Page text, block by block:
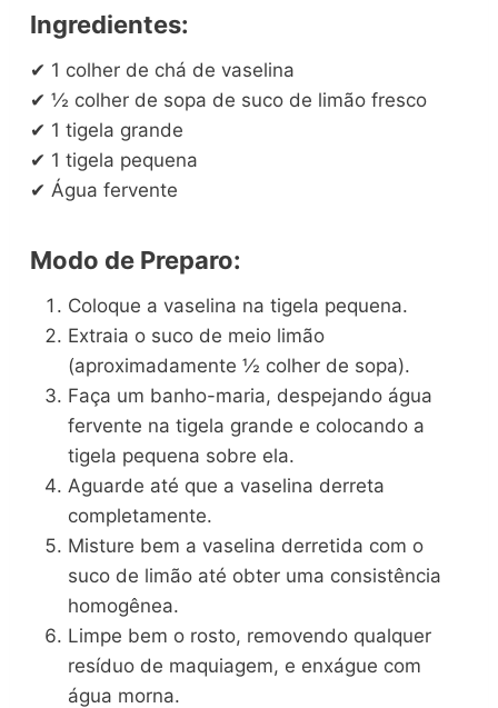
Ingredientes:
✔ 1 colher de chá de vaselina
✔ ½ colher de sopa de suco de limão fresco
✔ 1 tigela grande
✔ 1 tigela pequena
✔ Água fervente
Modo de Preparo:
Coloque a vaselina na tigela pequena.
Extraia o suco de meio limão
(aproximadamente ½ colher de sopa).
Faça um banho-maria, despejando água
fervente na tigela grande e colocando a
tigela pequena sobre ela.
Aguarde até que a vaselina derreta
completamente.
Misture bem a vaselina derretida com o
suco de limão até obter uma consistência
homogênea.
Limpe bem o rosto, removendo qualquer
resíduo de maquiagem, e enxágue com
água morna.